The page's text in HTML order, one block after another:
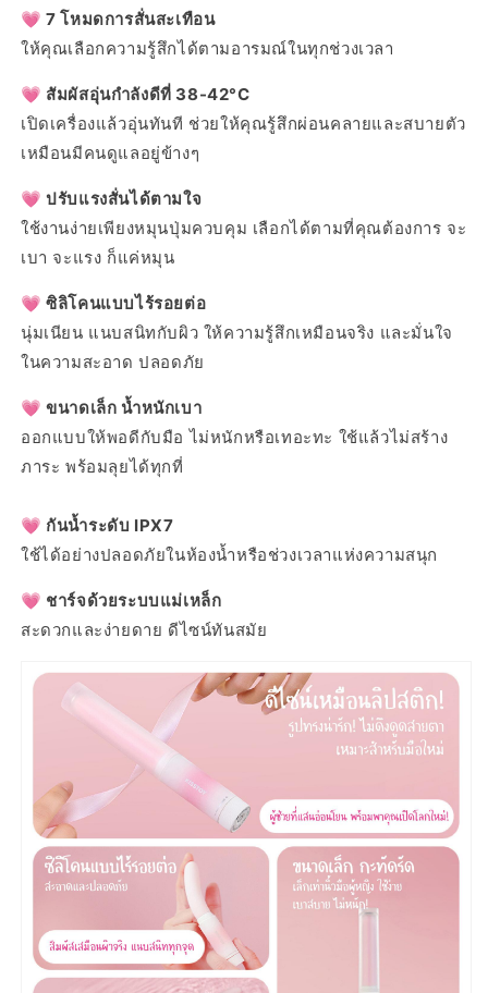
💗 7 โหมดการสั่นสะเทือน
ให้คุณเลือกความรู้สึกได้ตามอารมณ์ในทุกช่วงเวลา
💗 สัมผัสอุ่นกำลังดีที่ 38-42°C
เปิดเครื่องแล้วอุ่นทันที ช่วยให้คุณรู้สึกผ่อนคลายและสบายตัว
เหมือนมีคนดูแลอยู่ข้างๆ
💗 ปรับแรงสั่นได้ตามใจ
ใช้งานง่ายเพียงหมุนปุ่มควบคุม เลือกได้ตามที่คุณต้องการ จะ
เบา จะแรง ก็แค่หมุน
💗 ซิลิโคนแบบไร้รอยต่อ
นุ่มเนียน แนบสนิทกับผิว ให้ความรู้สึกเหมือนจริง และมั่นใจ
ในความสะอาด ปลอดภัย
💗 ขนาดเล็ก น้ำหนักเบา
ออกแบบให้พอดีกับมือ ไม่หนักหรือเทอะทะ ใช้แล้วไม่สร้าง
ภาระ พร้อมลุยได้ทุกที่
💗 กันน้ำระดับ IPX7
ใช้ได้อย่างปลอดภัยในห้องน้ำหรือช่วงเวลาแห่งความสนุก
💗 ชาร์จด้วยระบบแม่เหล็ก
สะดวกและง่ายดาย ดีไซน์ทันสมัย